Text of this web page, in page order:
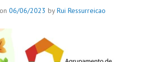
06/06/2023 byRui Ressurreicao